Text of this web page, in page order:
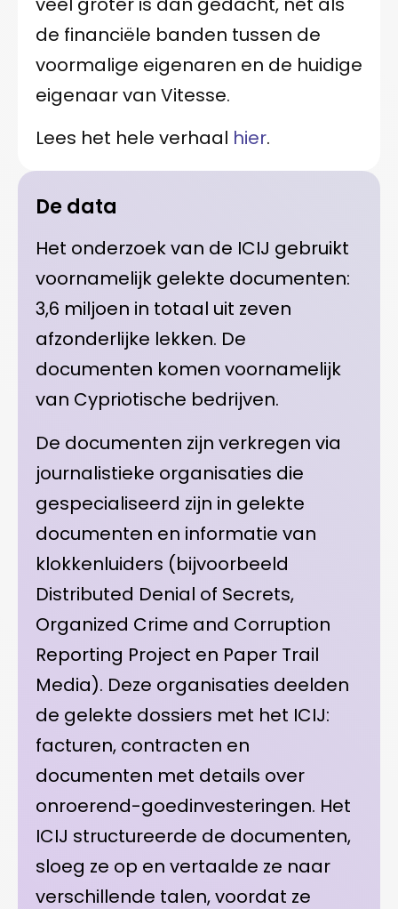
de financiële banden tussen de
voormalige eigenaren en de huidige
eigenaar van Vitesse.
Lees het hele verhaal hier.
De data
Het onderzoek van de ICIJ gebruikt
voornamelijk gelekte documenten:
3,6 miljoen in totaal uit zeven
afzonderlijke lekken. De
documenten komen voornamelijk
van Cypriotische bedrijven.
De documenten zijn verkregen via
journalistieke organisaties die
gespecialiseerd zijn in gelekte
documenten en informatie van
klokkenluiders (bijvoorbeeld
Distributed Denial of Secrets,
Organized Crime and Corruption
Reporting Project en Paper Trail
Media). Deze organisaties deelden
de gelekte dossiers met het ICIJ:
facturen, contracten en
documenten met details over
onroerend-goedinvesteringen. Het
ICIJ structureerde de documenten,
sloeg ze op en vertaalde ze naar
verschillende talen, voordat ze